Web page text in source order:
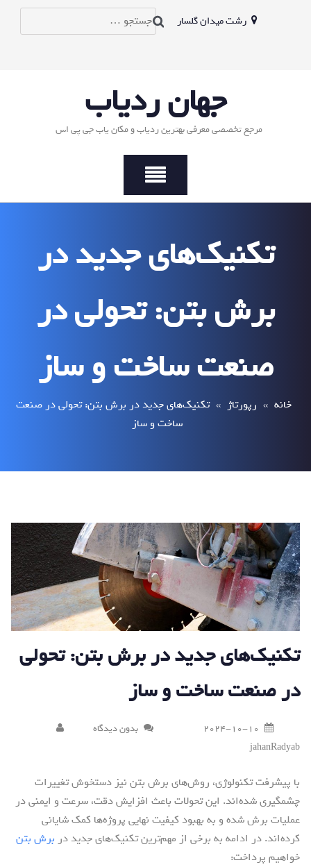
رشت میدان گلسار
جستجو
جهان ردیاب
مرجع تخصصی معرفی بهترین ردیاب و مکان یاب جی پی اس
تکنیک‌های جدید در
برش بتن: تحولی در
صنعت ساخت و ساز
خانه » رپورتاژ » تکنیک‌های جدید در برش بتن: تحولی در صنعت
ساخت و ساز
تکنیک‌های جدید در برش بتن: تحولی
در صنعت ساخت و ساز
2024-10-10
بدون دیدگاه
jahanRadyab
با پیشرفت تکنولوژی، روش‌های برش بتن نیز دستخوش تغییرات
چشمگیری شده‌اند. این تحولات باعث افزایش دقت، سرعت و ایمنی در
عملیات برش شده و به بهبود کیفیت نهایی پروژه‌ها کمک شایانی
کرده‌اند. در ادامه به برخی از مهم‌ترین تکنیک‌های جدید در برش بتن
خواهیم پرداخت: